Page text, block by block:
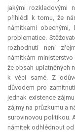
jakými rozkladovými
přihlédl k tomu, že
námitkami
problematice.
rozhodnutí není
námitkám
že obsah uplatněných
k věci samé. Z
důvodem pro
jednak existence
zájmy na průzkumu a
surovinovou politikou.
námitek odhlédnout